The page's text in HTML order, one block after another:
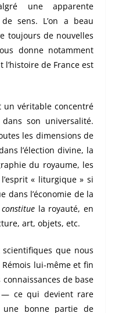
une apparente
sens. L’on a beau
toujours de nouvelles
donne notamment
de France est
un véritable concentré
son universalité.
les dimensions de
l’élection divine, la
du royaume, les
« liturgique » si
dans l’économie de la
constituela royauté, en
art, objets, etc.
que nous
lui-même et fin
de base
— ce qui devient rare
une bonne partie de